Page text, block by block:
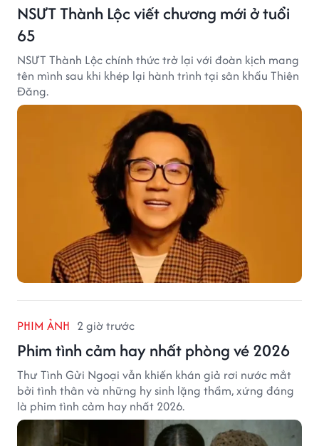
NSƯT Thành Lộc viết chương mới ở tuổi
65
NSƯT Thành Lộc chính thức trở lại với đoàn kịch mang
tên mình sau khi khép lại hành trình tại sân khấu Thiên
Đăng.
PHIM ẢNH 2 giờ trước
Phim tình cảm hay nhất phòng vé 2026
Thư Tình Gửi Ngoại vẫn khiến khán giả rơi nước mắt
bởi tình thân và những hy sinh lặng thầm, xứng đáng
là phim tình cảm hay nhất 2026.